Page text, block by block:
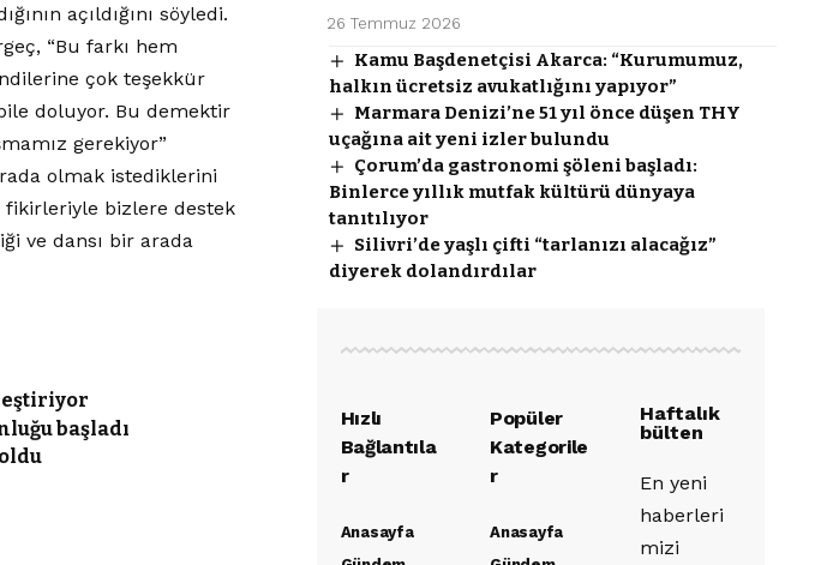
açıldığını söyledi.
“Bu farkı hem
çok teşekkür
doluyor. Bu demektir
gerekiyor”
olmak istediklerini
fikirleriyle bizlere destek
ve dansı bir arada
başladı
26 Temmuz 2026
Kamu Başdenetçisi Akarca: “Kurumumuz,
halkın ücretsiz avukatlığını yapıyor”
Marmara Denizi’ne 51 yıl önce düşen THY
uçağına ait yeni izler bulundu
Çorum’da gastronomi şöleni başladı:
Binlerce yıllık mutfak kültürü dünyaya
tanıtılıyor
Silivri’de yaşlı çifti “tarlanızı alacağız”
diyerek dolandırdılar
Hızlı
Bağlantıla
r
Anasayfa
Popüler
Kategorile
r
Anasayfa
Haftalık
bülten
En yeni
haberleri
mizi